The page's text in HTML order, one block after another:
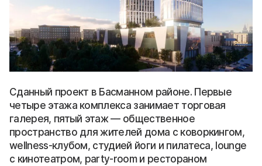
Сданный проект в Басманном районе. Первые
четыре этажа комплекса занимает торговая
галерея, пятый этаж — общественное
пространство для жителей дома с коворкингом,
wellness-клубом, студией йоги и пилатеса, lounge
с кинотеатром, party-room и рестораном